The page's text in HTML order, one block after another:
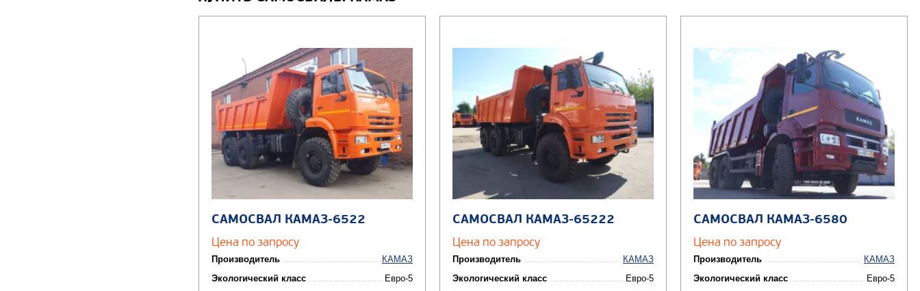
САМОСВАЛ КАМАЗ-6522
Цена по запросу
Производитель
КАМАЗ
Экологический класс
Евро-5
САМОСВАЛ КАМАЗ-65222
Цена по запросу
Производитель
КАМАЗ
Экологический класс
Евро-5
САМОСВАЛ КАМАЗ-6580
Цена по запросу
Производитель
КАМАЗ
Экологический класс
Евро-5